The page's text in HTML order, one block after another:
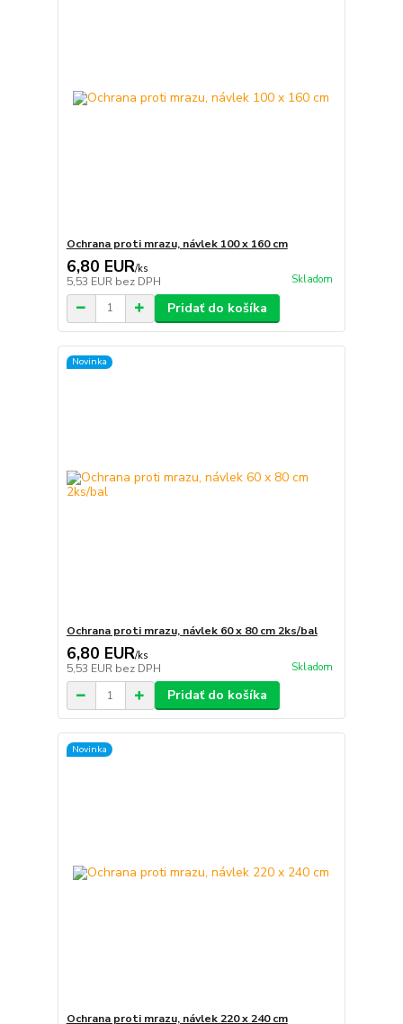
Ochrana proti mrazu, návlek 100 x 160 cm
6,80 EUR/ks
5,53 EUR bez DPH Skladom
Pridať do košíka
Novinka
Ochrana proti mrazu, návlek 60 x 80 cm 2ks/bal
6,80 EUR/ks
5,53 EUR bez DPH Skladom
Pridať do košíka
Novinka
Ochrana proti mrazu, návlek 220 x 240 cm